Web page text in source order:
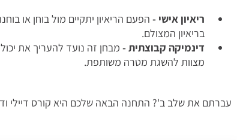
ריאיון אישי - הפעם הריאיון יתקיים מול בוחן או
בריאיון המצולם.
דינמיקה קבוצתית- מבחן זה נועד להעריך את
מצוות להשגת מטרה משותפת.
עברתם את שלב ב'? התחנה הבאה שלכם היא קורס דיילי